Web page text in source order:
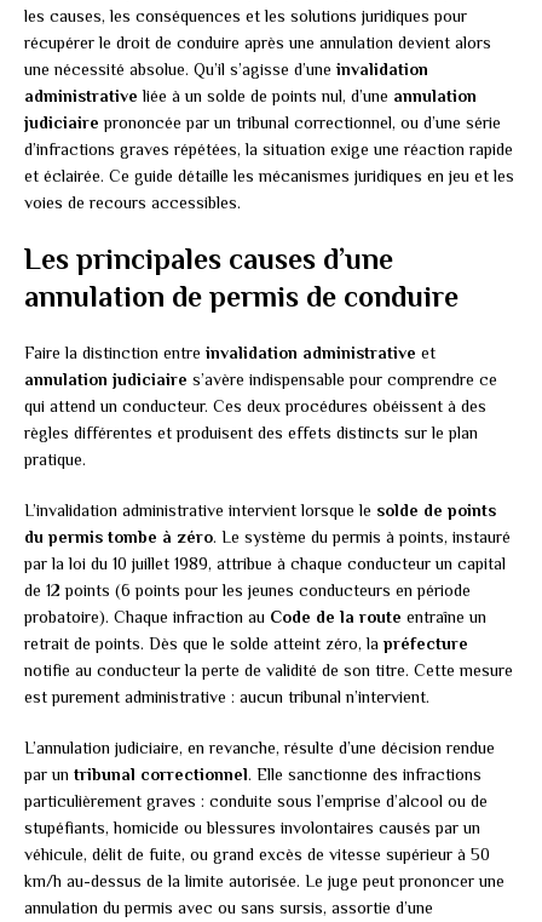
les causes, les conséquences et les solutions juridiques pour
récupérer le droit de conduire après une annulation devient alors
une nécessité absolue. Qu’il s’agisse d’une invalidation
administrative liée à un solde de points nul, d’une annulation
judiciaire prononcée par un tribunal correctionnel, ou d’une série
d’infractions graves répétées, la situation exige une réaction rapide
et éclairée. Ce guide détaille les mécanismes juridiques en jeu et les
voies de recours accessibles.
Les principales causes d’une
annulation de permis de conduire
Faire la distinction entre invalidation administrative et
annulation judiciaire s’avère indispensable pour comprendre ce
qui attend un conducteur. Ces deux procédures obéissent à des
règles différentes et produisent des effets distincts sur le plan
pratique.
L’invalidation administrative intervient lorsque le solde de points
du permis tombe à zéro. Le système du permis à points, instauré
par la loi du 10 juillet 1989, attribue à chaque conducteur un capital
de 12 points (6 points pour les jeunes conducteurs en période
probatoire). Chaque infraction au Code de la route entraîne un
retrait de points. Dès que le solde atteint zéro, la préfecture
notifie au conducteur la perte de validité de son titre. Cette mesure
est purement administrative : aucun tribunal n’intervient.
L’annulation judiciaire, en revanche, résulte d’une décision rendue
par un tribunal correctionnel. Elle sanctionne des infractions
particulièrement graves : conduite sous l’emprise d’alcool ou de
stupéfiants, homicide ou blessures involontaires causés par un
véhicule, délit de fuite, ou grand excès de vitesse supérieur à 50
km/h au-dessus de la limite autorisée. Le juge peut prononcer une
annulation du permis avec ou sans sursis, assortie d’une